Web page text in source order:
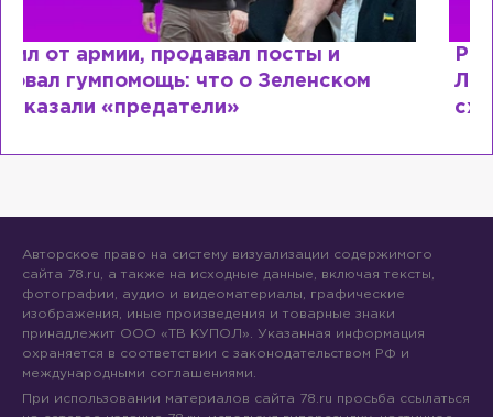
Рыдает из-за мужа, но опять флиртует с
Лазаревым: как Лера Кудрявцева
сходит с ума
Авторское право на систему визуализации содержимого
сайта 78.ru, а также на исходные данные, включая тексты,
фотографии, аудио и видеоматериалы, графические
изображения, иные произведения и товарные знаки
принадлежит ООО «ТВ КУПОЛ». Указанная информация
охраняется в соответствии с законодательством РФ и
международными соглашениями.
При использовании материалов сайта 78.ru просьба ссылаться